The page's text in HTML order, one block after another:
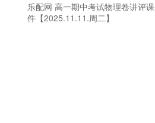
乐配网 高一期中考试物理卷讲评课
件【2025.11.11.周二】